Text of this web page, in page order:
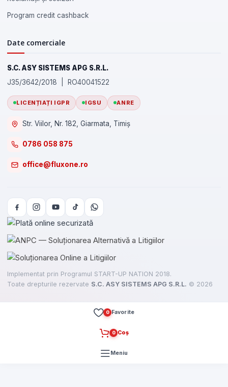
Program credit cashback
Date comerciale
S.C. ASY SISTEMS APG S.R.L.
J35/3642/2018 | RO40041522
LICENȚIAȚI IGPR IGSU ANRE
Str. Viilor, Nr. 182, Giarmata, Timiș
0786 058 875
office@fluxone.ro
Implementat prin Programul START-UP NATION 2018.
Toate drepturile rezervate S.C. ASY SISTEMS APG S.R.L. © 2026
0 Favorite
0 Coș
Meniu